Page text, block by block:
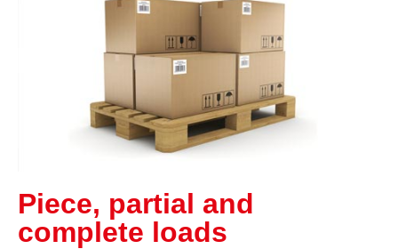
Piece, partial and
complete loads